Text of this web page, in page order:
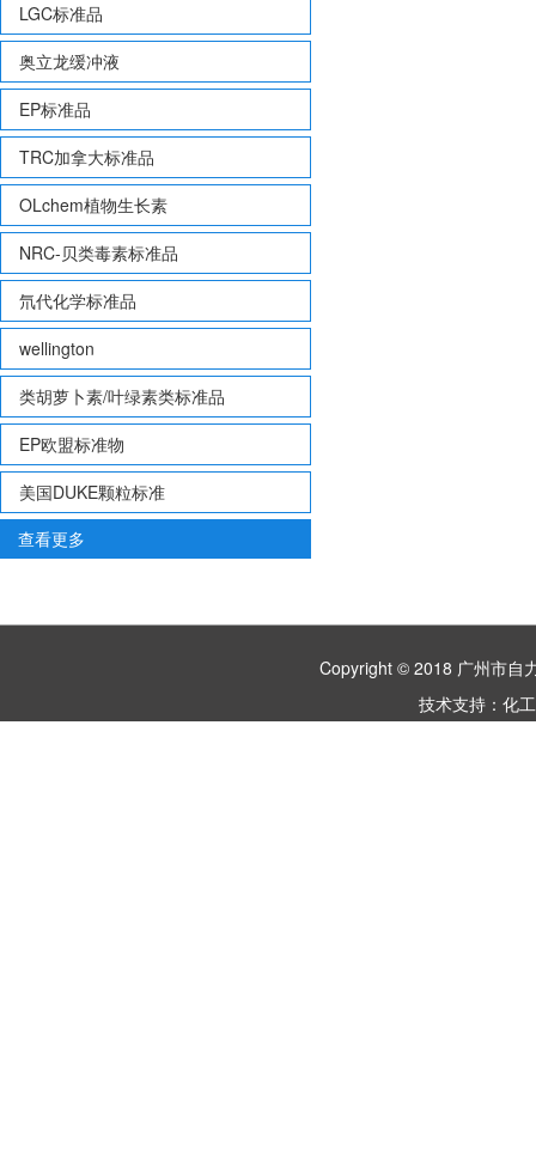
LGC标准品
奥立龙缓冲液
EP标准品
TRC加拿大标准品
OLchem植物生长素
NRC-贝类毒素标准品
氘代化学标准品
wellington
类胡萝卜素/叶绿素类标准品
EP欧盟标准物
美国DUKE颗粒标准
查看更多
Copyright © 2018 广州市
技术支持： 化